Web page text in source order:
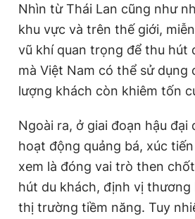
Nhìn từ Thái Lan cũng như
khu vực và trên thế giới,
vũ khí quan trọng để thu hút
mà Việt Nam có thể sử dụng
lượng khách còn khiêm tốn
Ngoài ra, ở giai đoạn hậu đại
hoạt động quảng bá, xúc
xem là đóng vai trò then
hút du khách, định vị thương
thị trường tiềm năng. Tuy